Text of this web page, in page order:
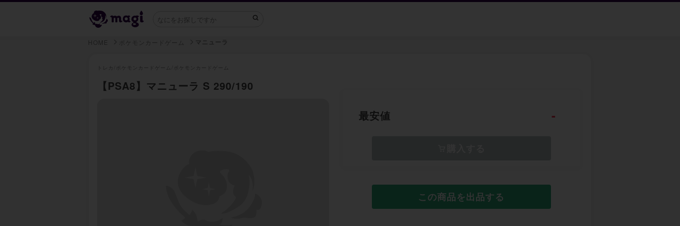
【PSA8】マニューラ S 290/190
最安値 -
この商品を出品する